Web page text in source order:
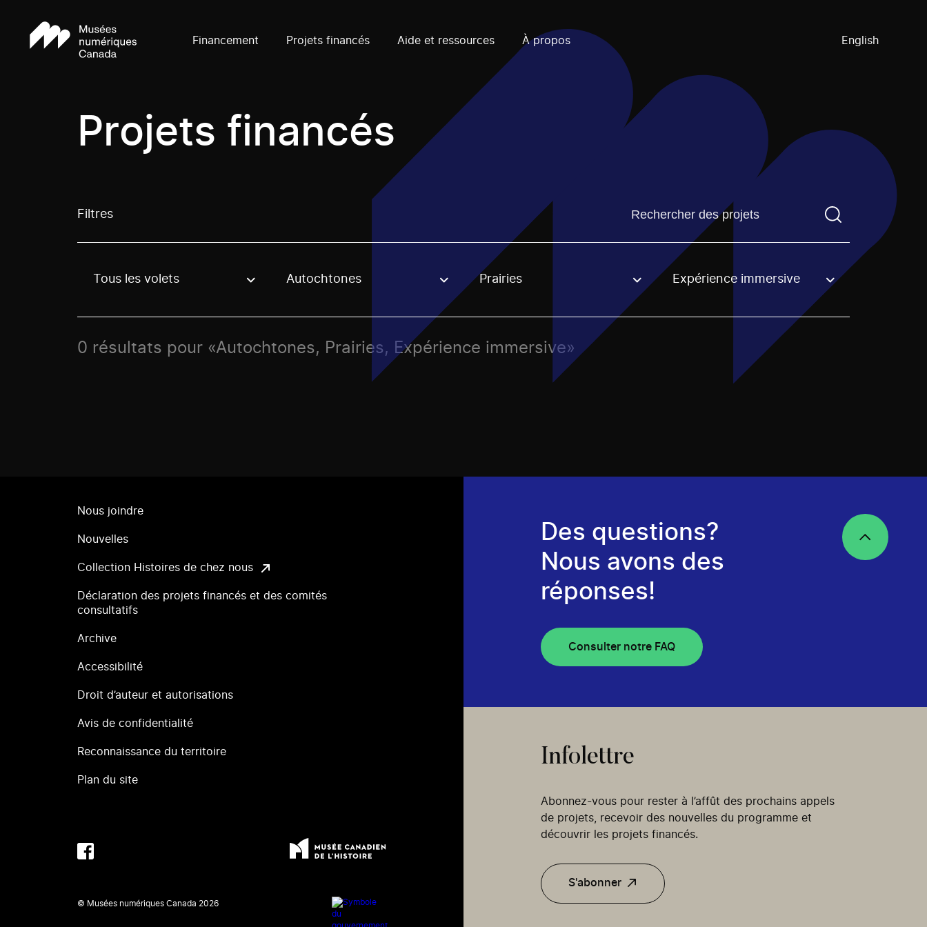
Financement Projets financés Aide et ressources À propos English
Projets financés
Filtres Trouvez un projetVous devez saisir un terme de
Use these options to filter projects by topic, stream or regon. The filter will be applied when selecting an option.
Tous les volets Autochtones Prairies Expérience immersive
0 résultats pour «Autochtones, Prairies, Expérience immersive»
Nous joindre
Nouvelles
Collection Histoires de chez nous
Déclaration des projets financés et des comités
consultatifs
Archive
Accessibilité
Droit d’auteur et autorisations
Avis de confidentialité
Reconnaissance du territoire
Plan du site
© Musées numériques Canada 2026
Des questions?
Nous avons des
réponses!
Consulter notre FAQ
Infolettre
Abonnez-vous pour rester à l’affût des prochains appels
de projets, recevoir des nouvelles du programme et
découvrir les projets financés.
S'abonner